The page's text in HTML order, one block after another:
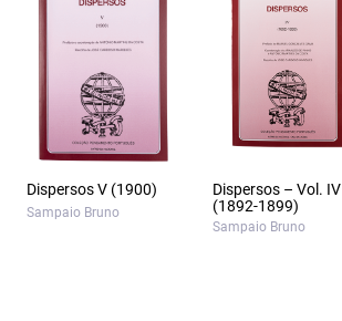
Dispersos V (1900)
Sampaio Bruno
Dispersos – Vol. IV
(1892-1899)
Sampaio Bruno